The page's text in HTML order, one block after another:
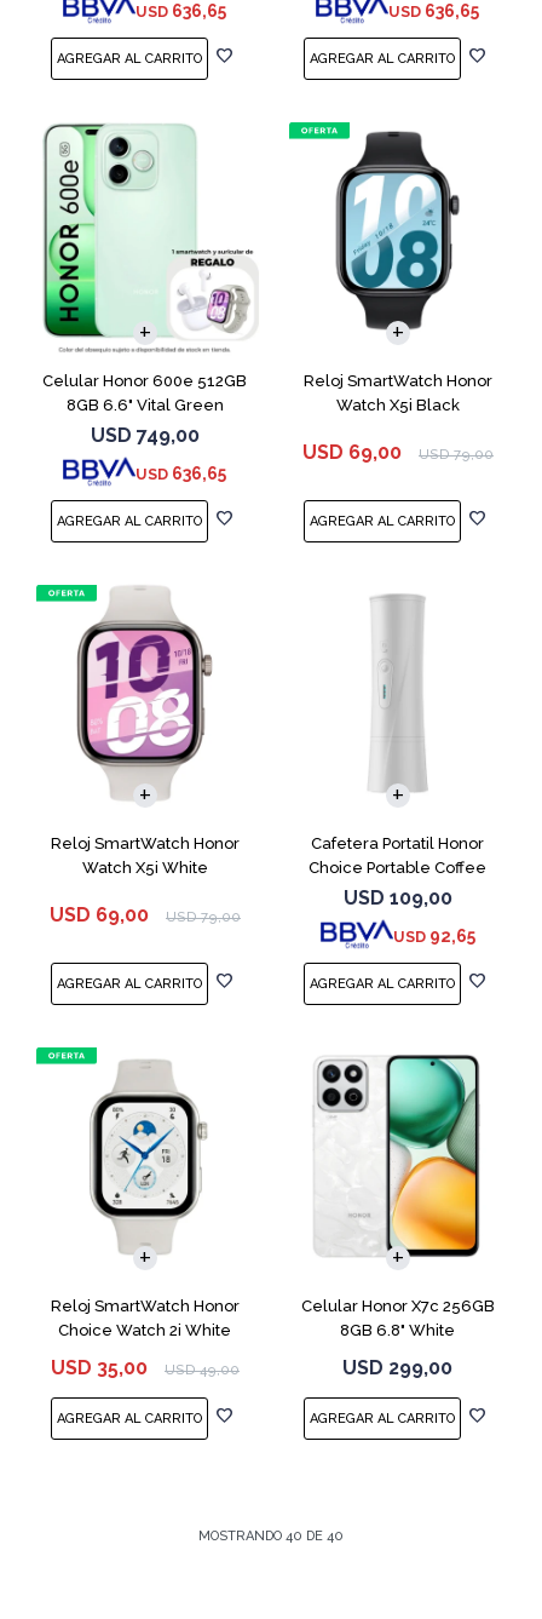
USD 636,65 USD 636,65
Celular Honor 600e 512GB
8GB 6.6" Vital Green
USD 749,00
USD 636,65
COMPARAR
Reloj SmartWatch Honor
Watch X5i Black
USD 69,00 USD 79,00
Reloj SmartWatch Honor
Watch X5i White
USD 69,00 USD 79,00
Cafetera Portatil Honor
Choice Portable Coffee
Machine White
USD 109,00
USD 92,65
Reloj SmartWatch Honor
Choice Watch 2i White
USD 35,00 USD 49,00
Celular Honor X7c 256GB
8GB 6.8" White
USD 299,00
COMPARAR
MOSTRANDO 40 DE 40